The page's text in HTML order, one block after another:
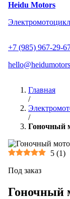
Heidu Motors
+7 (985) 967-29-
Главная
/
/
Гоночный
5 (1)
Под заказ
Гоночный